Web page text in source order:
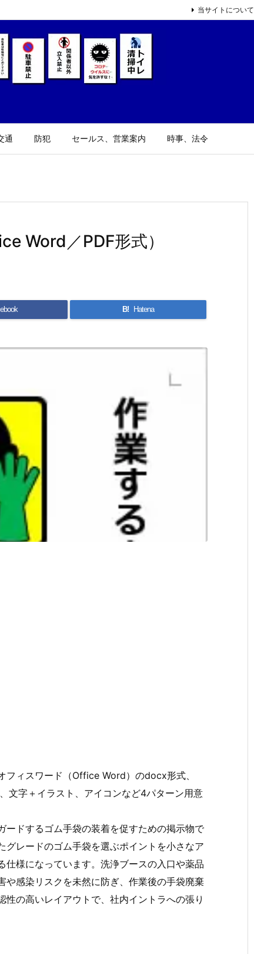
通 防犯 セールス、営業案内 時事、法令
当サイトについて
Word／PDF形式）
B! Hatena
フィスワード（Office Word）のdocx形式、
文字＋イラスト、アイコンなど4パターン用意
ドするゴム手袋の装着を促すための掲示物で
レードのゴム手袋を選ぶポイントを小さなア
様になっています。洗浄ブースの入口や薬品
感染リスクを未然に防ぎ、作業後の手袋廃棄
の高いレイアウトで、社内イントラへの張り